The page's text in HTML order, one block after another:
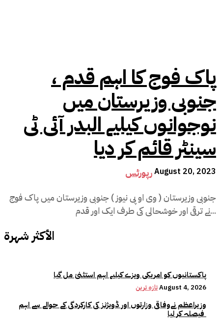
پاک فوج کا اہم قدم ،
جنوبی وزیرستان میں
نوجوانوں کیلیے البدر آئی ٹی
سینٹر قائم کر دیا
رپورٹسAugust 20, 2023
نے ترقی اور خوشحالی کی طرف ایک اور قدم...
الأكثر شهرة
پاکستانیوں کو امریکی ویزے کیلیے اہم استثنیٰ مل گیا
تازہ ترینAugust 4, 2026
وزیراعظم نےوفاقی وزارتوں اور ڈویژنز کی کارکردگی کے حوالے سے اہم